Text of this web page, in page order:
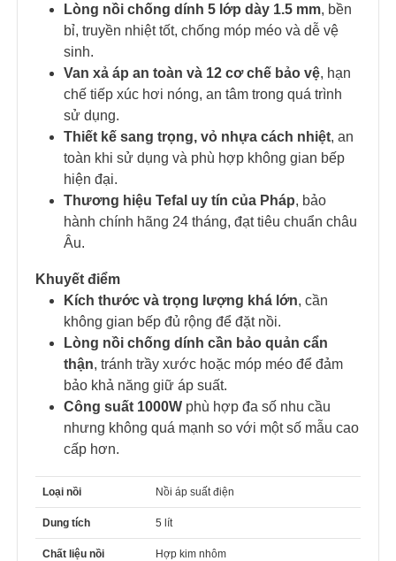
Lòng nồi chống dính 5 lớp dày 1.5 mm, bền
bỉ, truyền nhiệt tốt, chống móp méo và dễ vệ
sinh.
Van xả áp an toàn và 12 cơ chế bảo vệ, hạn
chế tiếp xúc hơi nóng, an tâm trong quá trình
sử dụng.
Thiết kế sang trọng, vỏ nhựa cách nhiệt, an
toàn khi sử dụng và phù hợp không gian bếp
hiện đại.
Thương hiệu Tefal uy tín của Pháp, bảo
hành chính hãng 24 tháng, đạt tiêu chuẩn châu
Âu.
Khuyết điểm
Kích thước và trọng lượng khá lớn, cần
không gian bếp đủ rộng để đặt nồi.
Lòng nồi chống dính cần bảo quản cẩn
thận, tránh trầy xước hoặc móp méo để đảm
bảo khả năng giữ áp suất.
Công suất 1000W phù hợp đa số nhu cầu
nhưng không quá mạnh so với một số mẫu cao
cấp hơn.
Loại nồi Nồi áp suất điện
Dung tích 5 lít
Chất liệu nồi Hợp kim nhôm